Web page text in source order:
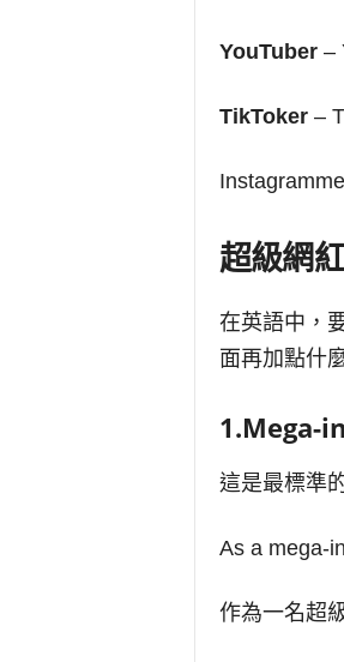
YouTuber–
TikToker–
超級網
在英語中，
面再加點什
1.Mega-
這是最標準
As a mega-
作為一名超